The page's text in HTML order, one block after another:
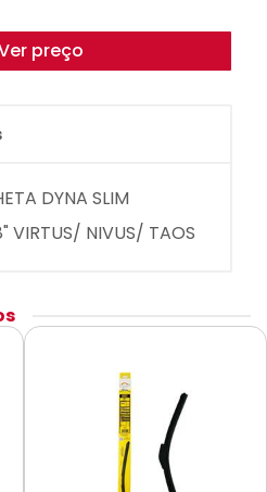
preço
DYNA SLIM
VIRTUS/ NIVUS/ TAOS